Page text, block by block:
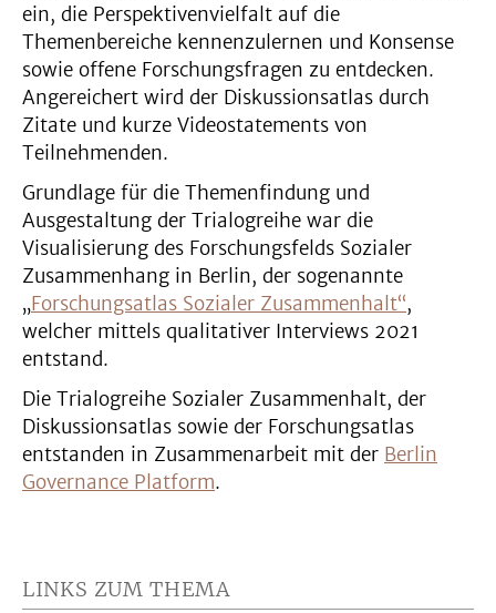
ein, die Perspektivenvielfalt auf die
Themenbereiche kennenzulernen und Konsense
sowie offene Forschungsfragen zu entdecken.
Angereichert wird der Diskussionsatlas durch
Zitate und kurze Videostatements von
Teilnehmenden.
Grundlage für die Themenfindung und
Ausgestaltung der Trialogreihe war die
Visualisierung des Forschungsfelds Sozialer
Zusammenhang in Berlin, der sogenannte
„Forschungsatlas Sozialer Zusammenhalt“,
welcher mittels qualitativer Interviews 2021
entstand.
Die Trialogreihe Sozialer Zusammenhalt, der
Diskussionsatlas sowie der Forschungsatlas
entstanden in Zusammenarbeit mit der Berlin
Governance Platform.
LINKS ZUM THEMA